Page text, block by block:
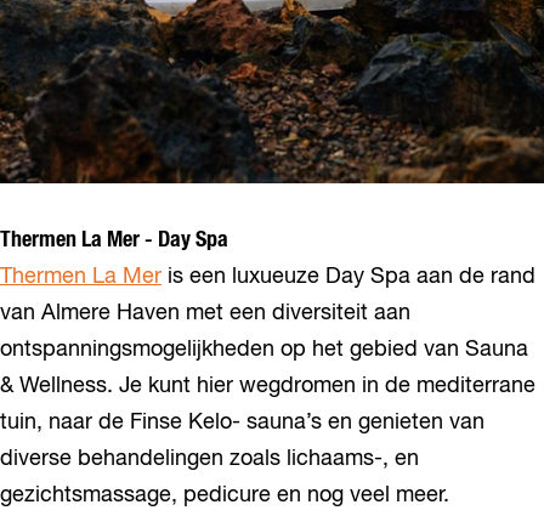
Thermen La Mer - Day Spa
Thermen La Mer is een luxueuze Day Spa aan de rand
van Almere Haven met een diversiteit aan
ontspanningsmogelijkheden op het gebied van Sauna
& Wellness. Je kunt hier wegdromen in de mediterrane
tuin, naar de Finse Kelo- sauna’s en genieten van
diverse behandelingen zoals lichaams-, en
gezichtsmassage, pedicure en nog veel meer.